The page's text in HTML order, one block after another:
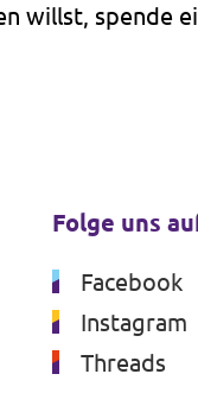
willst, spende
Folge uns
Facebook
Instagram
Threads